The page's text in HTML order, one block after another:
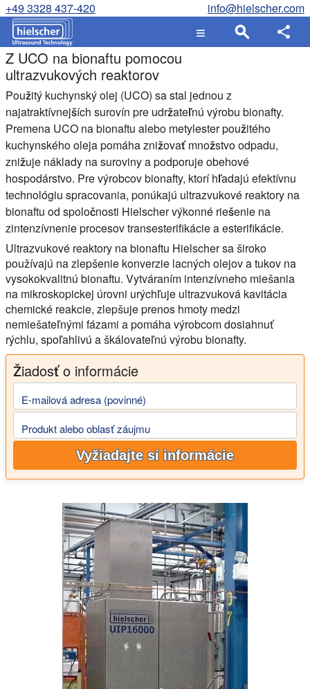
+49 3328 437-420 info@hielscher.com
Z UCO na bionaftu pomocou
ultrazvukových reaktorov
Použitý kuchynský olej (UCO) sa stal jednou z
najatraktívnejších surovín pre udržateľnú výrobu bionafty.
Premena UCO na bionaftu alebo metylester použitého
kuchynského oleja pomáha znižovať množstvo odpadu,
znižuje náklady na suroviny a podporuje obehové
hospodárstvo. Pre výrobcov bionafty, ktorí hľadajú efektívnu
technológiu spracovania, ponúkajú ultrazvukové reaktory na
bionaftu od spoločnosti Hielscher výkonné riešenie na
zintenzívnenie procesov transesterifikácie a esterifikácie.
Ultrazvukové reaktory na bionaftu Hielscher sa široko
používajú na zlepšenie konverzie lacných olejov a tukov na
vysokokvalitnú bionaftu. Vytváraním intenzívneho miešania
na mikroskopickej úrovni urýchľuje ultrazvuková kavitácia
chemické reakcie, zlepšuje prenos hmoty medzi
nemiešateľnými fázami a pomáha výrobcom dosiahnuť
rýchlu, spoľahlivú a škálovateľnú výrobu bionafty.
Žiadosť o informácie
E-mailová adresa (povinné)
Produkt alebo oblasť záujmu
Vyžiadajte si informácie